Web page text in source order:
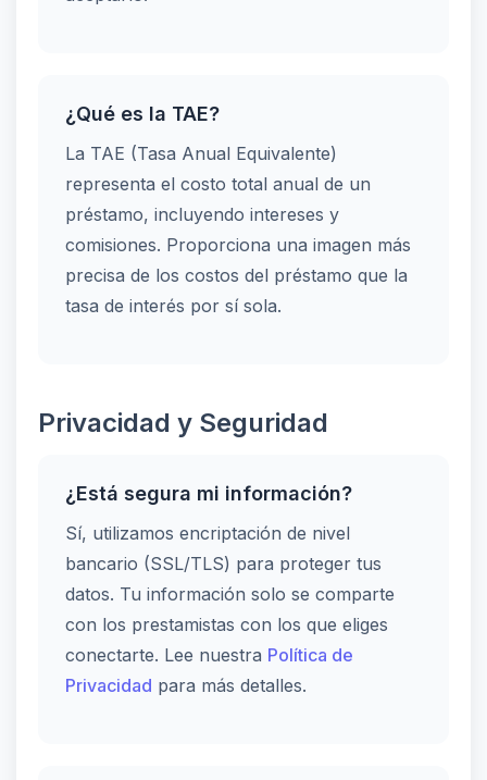
¿Qué es la TAE?
La TAE (Tasa Anual Equivalente)
representa el costo total anual de un
préstamo, incluyendo intereses y
comisiones. Proporciona una imagen más
precisa de los costos del préstamo que la
tasa de interés por sí sola.
Privacidad y Seguridad
¿Está segura mi información?
Sí, utilizamos encriptación de nivel
bancario (SSL/TLS) para proteger tus
datos. Tu información solo se comparte
con los prestamistas con los que eliges
conectarte. Lee nuestra Política de
Privacidad para más detalles.